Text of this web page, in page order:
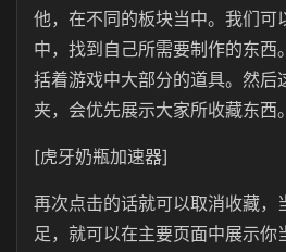
他，在不同的板块当中。我们可
中，找到自己所需要制作的东西
括着游戏中大部分的道具。然后
夹，会优先展示大家所收藏东西。
[虎牙奶瓶加速器]
再次点击的话就可以取消收藏，
足，就可以在主要页面中展示你